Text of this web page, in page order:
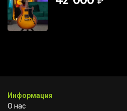
Информация
О нас